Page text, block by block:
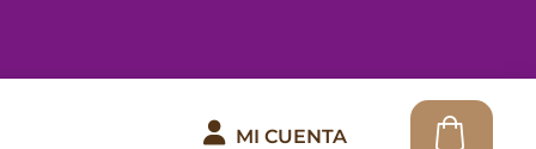
 MI CUENTA